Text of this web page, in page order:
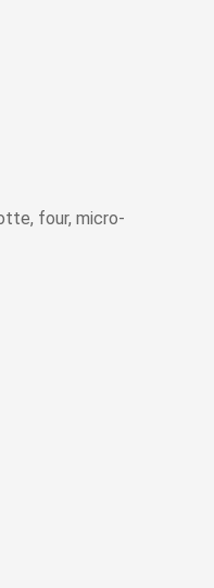
four, micro-